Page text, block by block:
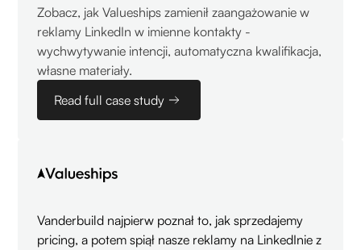
Zobacz, jak Valueships zamienił zaangażowanie w
reklamy LinkedIn w imienne kontakty -
wychwytywanie intencji, automatyczna kwalifikacja,
własne materiały.
Read full case study
Vanderbuild najpierw poznał to, jak sprzedajemy
pricing, a potem spiął nasze reklamy na LinkedInie z